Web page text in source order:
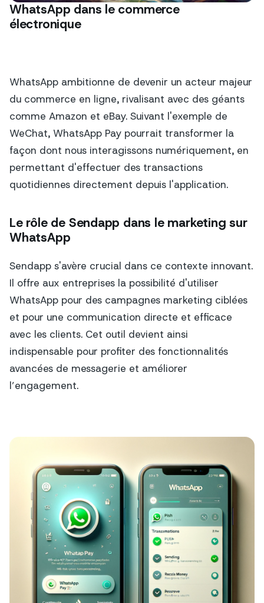
WhatsApp dans le commerce
électronique
WhatsApp ambitionne de devenir un acteur majeur
du commerce en ligne, rivalisant avec des géants
comme Amazon et eBay. Suivant l'exemple de
WeChat, WhatsApp Pay pourrait transformer la
façon dont nous interagissons numériquement, en
permettant d'effectuer des transactions
quotidiennes directement depuis l'application.
Le rôle de Sendapp dans le marketing sur
WhatsApp
Sendapp s'avère crucial dans ce contexte innovant.
Il offre aux entreprises la possibilité d'utiliser
WhatsApp pour des campagnes marketing ciblées
et pour une communication directe et efficace
avec les clients. Cet outil devient ainsi
indispensable pour profiter des fonctionnalités
avancées de messagerie et améliorer
l’engagement.